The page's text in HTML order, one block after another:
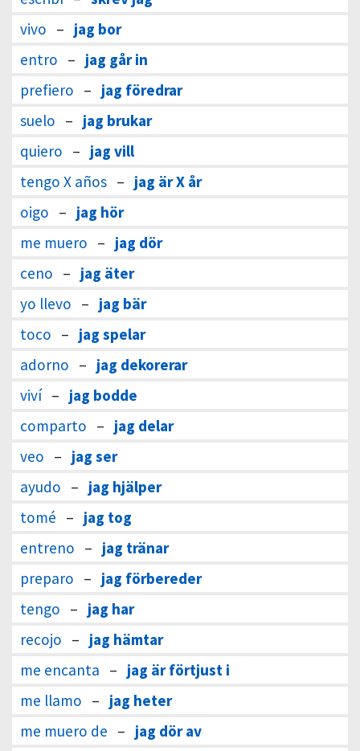
vivo – jag bor
entro – jag går in
prefiero – jag föredrar
suelo – jag brukar
quiero – jag vill
tengo X años – jag är X år
oigo – jag hör
me muero – jag dör
ceno – jag äter
yo llevo – jag bär
toco – jag spelar
adorno – jag dekorerar
viví – jag bodde
comparto – jag delar
veo – jag ser
ayudo – jag hjälper
tomé – jag tog
entreno – jag tränar
preparo – jag förbereder
tengo – jag har
recojo – jag hämtar
me encanta – jag är förtjust i
me llamo – jag heter
me muero de – jag dör av